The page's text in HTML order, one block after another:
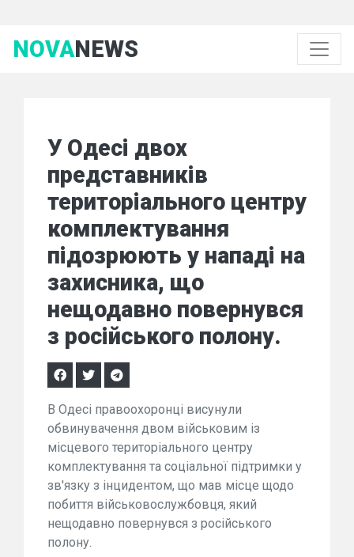
NOVANEWS
У Одесі двох
представників
територіального центру
комплектування
підозрюють у нападі на
захисника, що
нещодавно повернувся
з російського полону.
В Одесі правоохоронці висунули
обвинувачення двом військовим із
місцевого територіального центру
комплектування та соціальної підтримки у
зв'язку з інцидентом, що мав місце щодо
побиття військовослужбовця, який
нещодавно повернувся з російського
полону.